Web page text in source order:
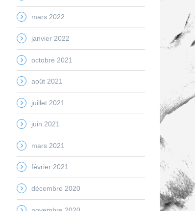
mars 2022
janvier 2022
octobre 2021
août 2021
juillet 2021
juin 2021
mars 2021
février 2021
décembre 2020